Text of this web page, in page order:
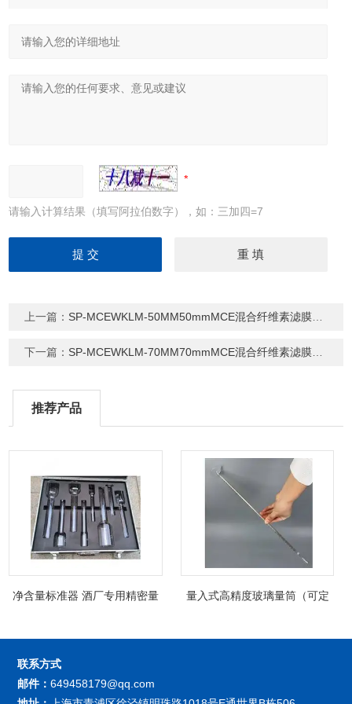
请输入计算结果（填写阿拉伯数字），如：三加四=7
上一篇： SP-MCEWKLM-50MM50mmMCE混合纤维素滤膜（支持定制）
下一篇： SP-MCEWKLM-70MM70mmMCE混合纤维素滤膜（支持定制）
推荐产品
净含量标准器 酒厂专用精密量
量入式高精度玻璃量筒（可定
联系方式
邮件：649458179@qq.com